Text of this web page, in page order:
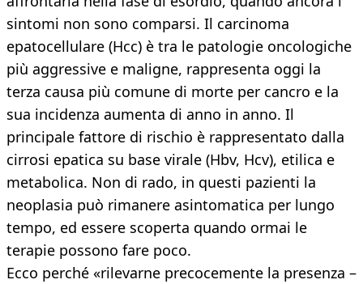
sintomi non sono comparsi. Il carcinoma
epatocellulare (Hcc) è tra le patologie oncologiche
più aggressive e maligne, rappresenta oggi la
terza causa più comune di morte per cancro e la
sua incidenza aumenta di anno in anno. Il
principale fattore di rischio è rappresentato dalla
cirrosi epatica su base virale (Hbv, Hcv), etilica e
metabolica. Non di rado, in questi pazienti la
neoplasia può rimanere asintomatica per lungo
tempo, ed essere scoperta quando ormai le
terapie possono fare poco.
Ecco perché «rilevarne precocemente la presenza –